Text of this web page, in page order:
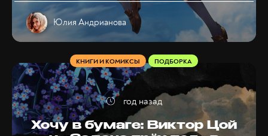
Юлия Андрианова
Хочу в бумаге: Виктор Цой
КНИГИ И КОМИКСЫ ПОДБОРКА
год назад